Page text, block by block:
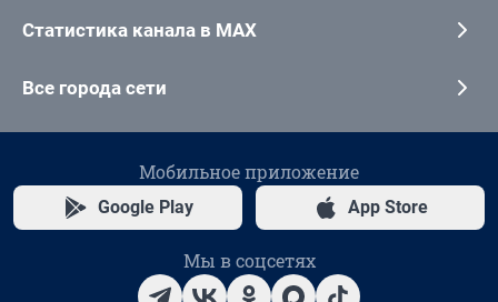
Статистика канала в MAX
Все города сети
Мобильное приложение
Google Play App Store
Мы в соцсетях